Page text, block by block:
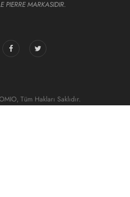
PIERRE MARKASIDIR.
Tüm Hakları Saklıdır.